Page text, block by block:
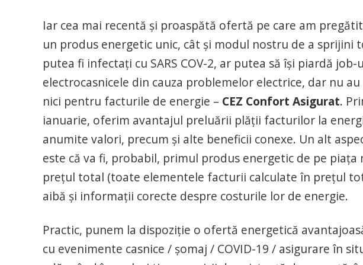
Iar cea mai recentă și proaspătă ofertă pe care am
un produs energetic unic, cât și modul nostru de a sprijini
putea fi infectați cu SARS COV-2, ar putea să își piardă
electrocasnicele din cauza problemelor electrice, dar nu
nici pentru facturile de energie – CEZ Confort Asigurat.
ianuarie, oferim avantajul preluării plății facturilor la
anumite valori, precum și alte beneficii conexe. Un alt
este că va fi, probabil, primul produs energetic de pe
prețul total (toate elementele facturii calculate în prețul
aibă și informații corecte despre costurile lor de energie.
Practic, punem la dispoziție o ofertă energetică
cu evenimente casnice / șomaj / COVID-19 / asigurare în